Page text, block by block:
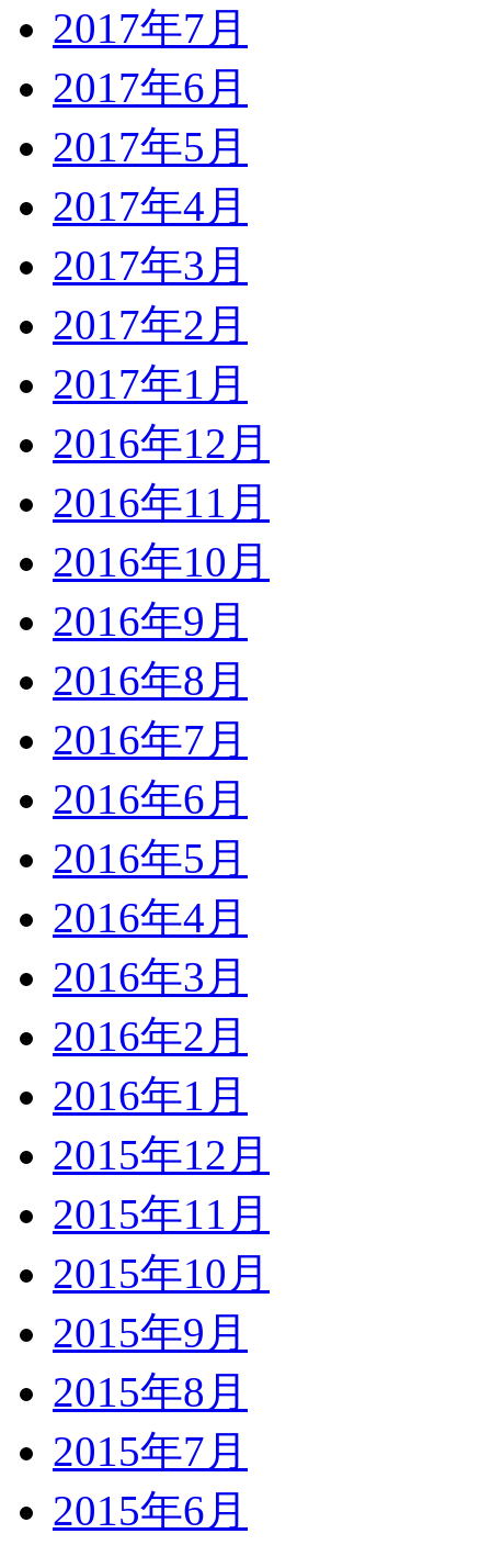
2017年7月
2017年6月
2017年5月
2017年4月
2017年3月
2017年2月
2017年1月
2016年12月
2016年11月
2016年10月
2016年9月
2016年8月
2016年7月
2016年6月
2016年5月
2016年4月
2016年3月
2016年2月
2016年1月
2015年12月
2015年11月
2015年10月
2015年9月
2015年8月
2015年7月
2015年6月